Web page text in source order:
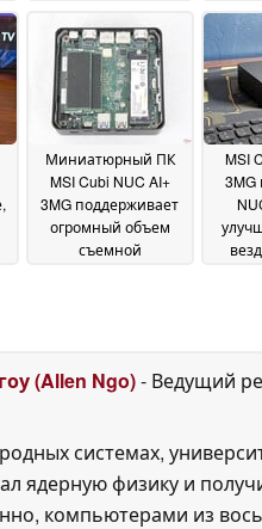
1100 нит и 96 ГБ
видеопамяти15 June
2026
Миниатюрный ПК
MSI Cubi NUC AI+
3MG поддерживает
огромный объем
съемной
MSI
3MG
(Allen Ngo)- Ведущий
системах,
ядерную физику и
компьютерами из